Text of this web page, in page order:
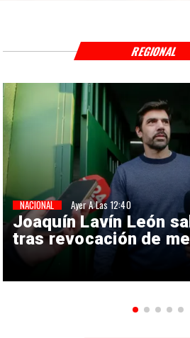
Joaquín Lavín León
tras revocación de
NACIONAL Ayer A Las 12:40
REGIONAL